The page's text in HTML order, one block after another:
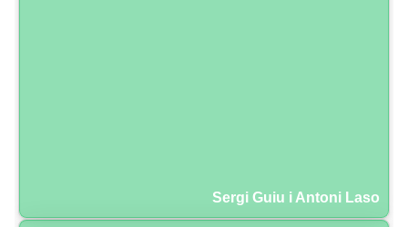
Sergi Guiu i Antoni Laso